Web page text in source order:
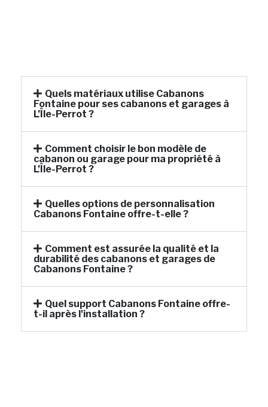
Quels matériaux utilise Cabanons
Fontaine pour ses cabanons et garages à
L’Île-Perrot ?
Comment choisir le bon modèle de
cabanon ou garage pour ma propriété à
L’Île-Perrot ?
Quelles options de personnalisation
Cabanons Fontaine offre-t-elle ?
Comment est assurée la qualité et la
durabilité des cabanons et garages de
Cabanons Fontaine ?
Quel support Cabanons Fontaine offre-
t-il après l'installation ?